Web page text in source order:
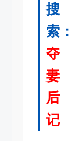
搜
索：
夺
妻
后
记